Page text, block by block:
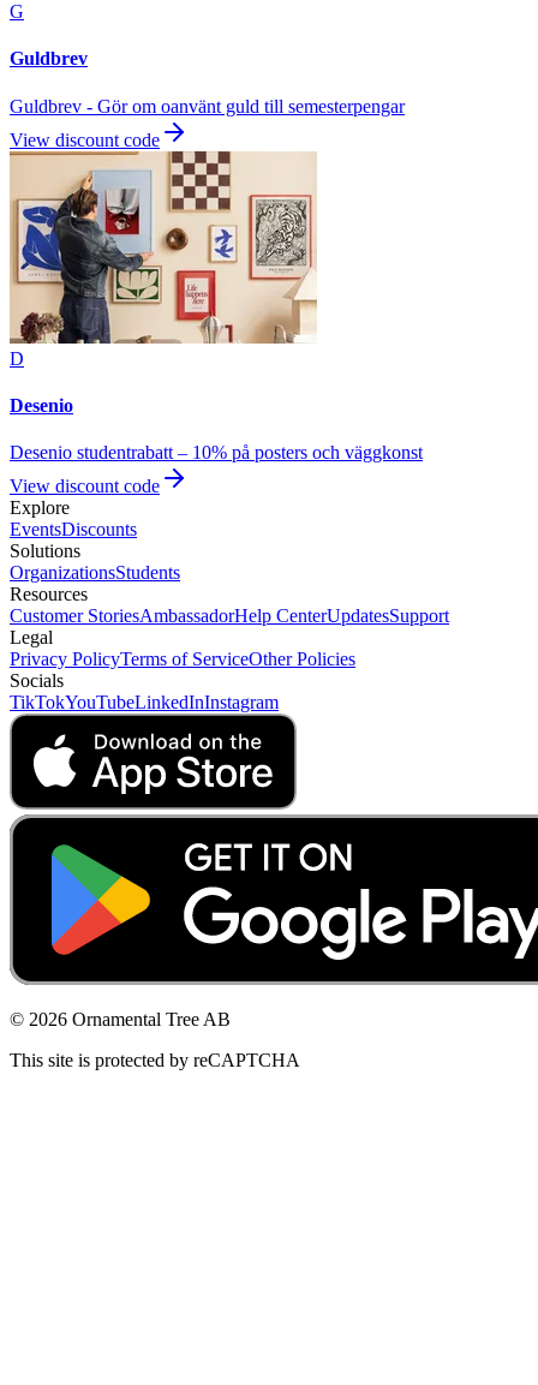
G
Guldbrev
Guldbrev - Gör om oanvänt guld till semesterpengar
View discount code
D
Desenio
Desenio studentrabatt – 10% på posters och väggkonst
View discount code
Explore
EventsDiscounts
Solutions
OrganizationsStudents
Resources
Customer StoriesAmbassadorHelp CenterUpdatesSupport
Legal
Privacy PolicyTerms of ServiceOther Policies
Socials
TikTokYouTubeLinkedInInstagram
© 2026 Ornamental Tree AB
This site is protected by reCAPTCHA